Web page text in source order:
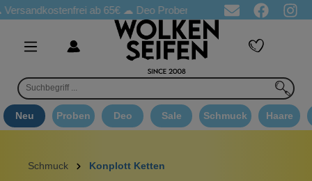
ab 65€☁ Deo Proben in jeder Bestellung ☁
Neu Proben Deo Sale Schmuck Haare
Schmuck Konplott Ketten